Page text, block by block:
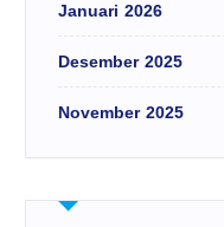
Januari 2026
Desember 2025
November 2025